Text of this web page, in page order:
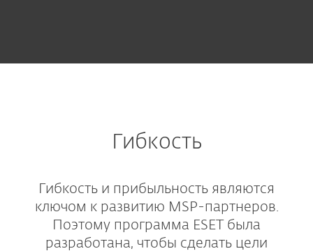
Гибкость
Гибкость и прибыльность являются
ключом к развитию MSP-партнеров.
Поэтому программа ESET была
разработана, чтобы сделать цели